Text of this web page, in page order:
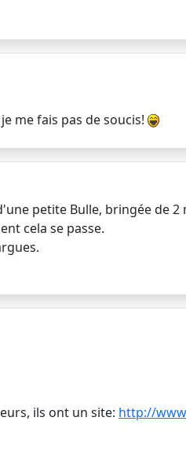
me fais pas de soucis!
petite Bulle, bringée de
cela se passe.
ils ont un site: http://